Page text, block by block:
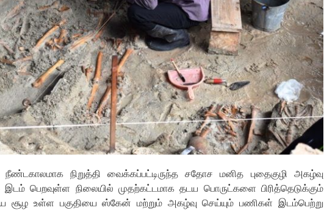
நிறுத்தி வைக்கப்பட்டிருந்த சதோச மனித புதைகுழி அகழ்வு
பெறவுள்ள நிலையில் முதற்கட்டமாக தடய பொருட்களை பிரித்தெடுக்கும்
சூழ உள்ள பகுதியை ஸ்கேன் மற்றும் அகழ்வு செய்யும் பணிகள் இடம்பெற்று